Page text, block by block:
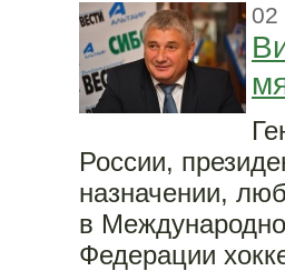
02
России,
назначении,
в
Федерации